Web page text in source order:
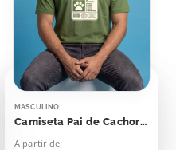
MASCULINO
Camiseta Pai de Cachorro
A partir de: